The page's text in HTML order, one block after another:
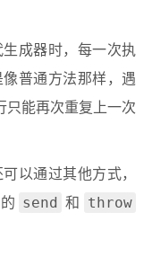
成器时，每一次执
普通方法那样，遇
只能再次重复上一次
以通过其他方式，
send 和 throw